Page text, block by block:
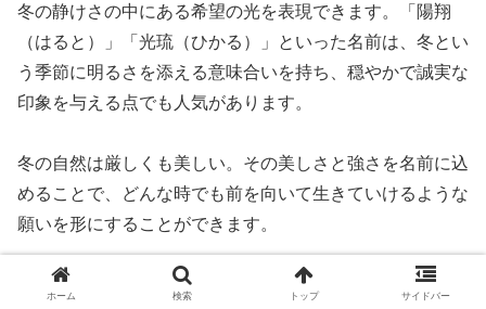
冬の静けさの中にある希望の光を表現できます。「陽翔
（はると）」「光琉（ひかる）」といった名前は、冬とい
う季節に明るさを添える意味合いを持ち、穏やかで誠実な
印象を与える点でも人気があります。
冬の自然は厳しくも美しい。その美しさと強さを名前に込
めることで、どんな時でも前を向いて生きていけるような
願いを形にすることができます。
古風でありながら現代的にも映える男の子の名
ホーム 検索 トップ サイドバー